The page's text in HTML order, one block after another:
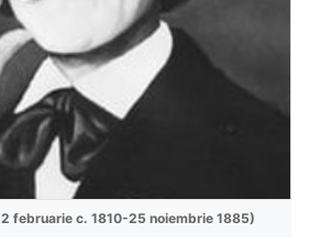
februarie c. 1810-25 noiembrie 1885)